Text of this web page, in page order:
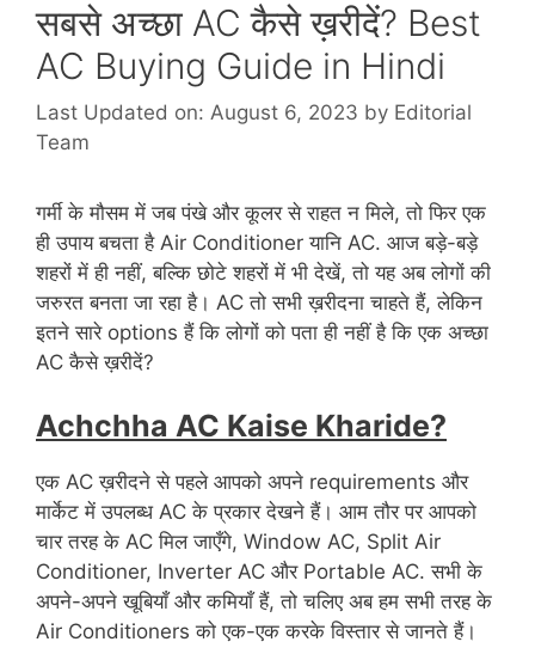
सबसे अच्छा AC कैसे ख़रीदें? Best
AC Buying Guide in Hindi
Last Updated on: August 6, 2023 by Editorial
Team
गर्मी के मौसम में जब पंखे और कूलर से राहत न मिले, तो फिर एक
ही उपाय बचता है Air Conditioner यानि AC. आज बड़े-बड़े
शहरों में ही नहीं, बल्कि छोटे शहरों में भी देखें, तो यह अब लोगों की
जरुरत बनता जा रहा है। AC तो सभी ख़रीदना चाहते हैं, लेकिन
इतने सारे options हैं कि लोगों को पता ही नहीं है कि एक अच्छा
AC कैसे ख़रीदें?
Achchha AC Kaise Kharide?
एक AC ख़रीदने से पहले आपको अपने requirements और
मार्केट में उपलब्ध AC के प्रकार देखने हैं। आम तौर पर आपको
चार तरह के AC मिल जाएँगे, Window AC, Split Air
Conditioner, Inverter AC और Portable AC. सभी के
अपने-अपने खूबियाँ और कमियाँ हैं, तो चलिए अब हम सभी तरह के
Air Conditioners को एक-एक करके विस्तार से जानते हैं।